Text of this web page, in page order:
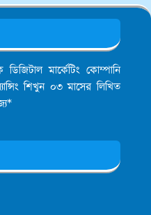
মার্কেটিং কোম্পানি
শিখুন ০৩ মাসের লিখিত